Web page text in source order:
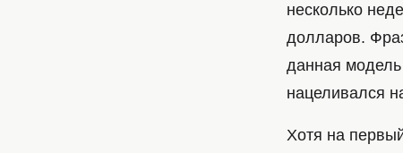
несколько
долларов.
данная модель
нацеливался
Хотя на